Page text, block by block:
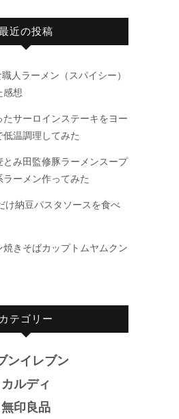
近の投稿
人ラーメン（スパイシー）
感想
たサーロインステーキをヨー
温調理してみた
み田監修豚ラーメンスープ
ーメン作ってみた
け納豆パスタソースを食べ
きそばカップトムヤムクン
カテゴリー
ンイレブン
カルディ
無印良品